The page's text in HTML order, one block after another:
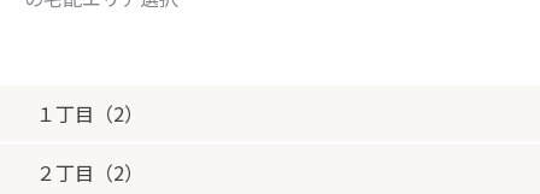
１丁目（2）
２丁目（2）